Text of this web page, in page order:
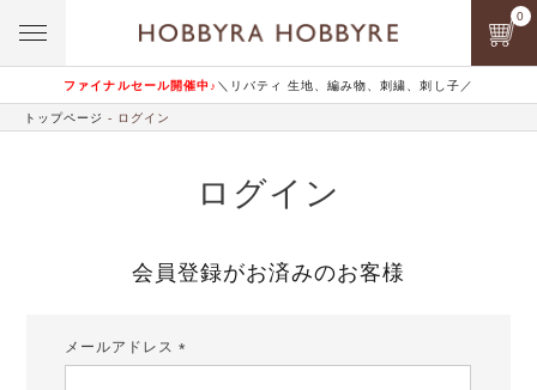
ファイナルセール開催中♪ ＼リバティ 生地、編み物、刺繍、刺し子／
0
トップページ ログイン
ログイン
会員登録がお済みのお客様
メールアドレス